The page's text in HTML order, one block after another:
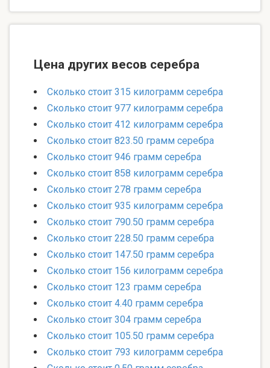
Цена других весов серебра
Сколько стоит 315 килограмм серебра
Сколько стоит 977 килограмм серебра
Сколько стоит 412 килограмм серебра
Сколько стоит 823.50 грамм серебра
Сколько стоит 946 грамм серебра
Сколько стоит 858 килограмм серебра
Сколько стоит 278 грамм серебра
Сколько стоит 935 килограмм серебра
Сколько стоит 790.50 грамм серебра
Сколько стоит 228.50 грамм серебра
Сколько стоит 147.50 грамм серебра
Сколько стоит 156 килограмм серебра
Сколько стоит 123 грамм серебра
Сколько стоит 4.40 грамм серебра
Сколько стоит 304 грамм серебра
Сколько стоит 105.50 грамм серебра
Сколько стоит 793 килограмм серебра